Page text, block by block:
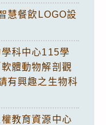
慧餐飲LOGO設
科中心115學
體動物解剖觀
有興趣之生物科
教育資源中心